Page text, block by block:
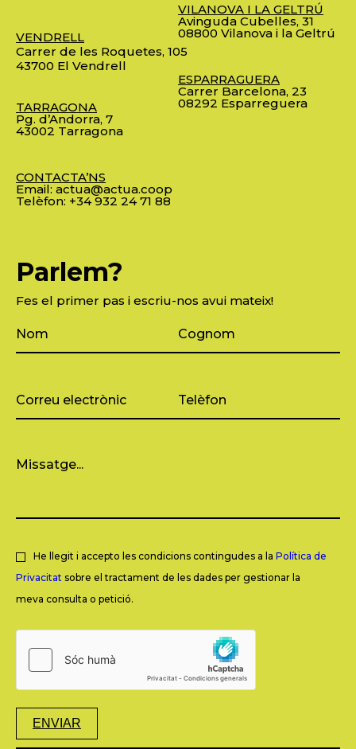
VENDRELL
Carrer de les Roquetes, 105
43700 El Vendrell
TARRAGONA
Pg. d’Andorra, 7
43002 Tarragona
CONTACTA’NS
Email: actua@actua.coop
Telèfon: +34 932 24 71 88
VILANOVA I LA GELTRÚ
Avinguda Cubelles, 31
08800 Vilanova i la Geltrú
ESPARRAGUERA
Carrer Barcelona, 23
08292 Esparreguera
Parlem?
Fes el primer pas i escriu-nos avui mateix!
He llegit i accepto les condicions contingudes a la Política de
Privacitat sobre el tractament de les dades per gestionar la
meva consulta o petició.
ENVIAR